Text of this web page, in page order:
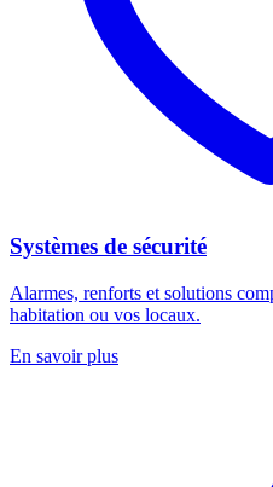
Systèmes de sécurité
Alarmes, renforts et solutions
habitation ou vos locaux.
En savoir plus